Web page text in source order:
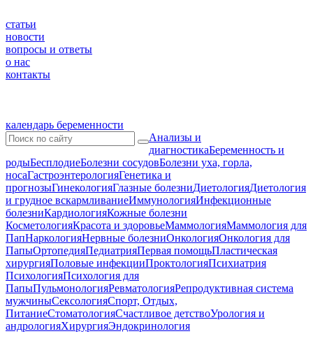
статьи
новости
вопросы и ответы
о нас
контакты
календарь беременности
Анализы и
диагностикаБеременность и
родыБесплодиеБолезни сосудовБолезни уха, горла,
носаГастроэнтерологияГенетика и
прогнозыГинекологияГлазные болезниДиетологияДиетология
и грудное вскармливаниеИммунологияИнфекционные
болезниКардиологияКожные болезни
КосметологияКрасота и здоровьеМаммологияМаммология для
ПапНаркологияНервные болезниОнкологияОнкология для
ПапыОртопедияПедиатрияПервая помощьПластическая
хирургияПоловые инфекцииПроктологияПсихиатрия
ПсихологияПсихология для
ПапыПульмонологияРевматологияРепродуктивная система
мужчиныСексологияСпорт, Отдых,
ПитаниеСтоматологияСчастливое детствоУрология и
андрологияХирургияЭндокринология